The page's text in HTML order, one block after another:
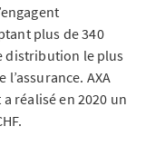
plus de 340
distribution le plus
AXA
réalisé en 2020 un